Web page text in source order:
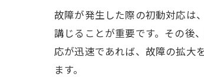
故障が発生した際の初動対応は
講じることが重要です。その後
応が迅速であれば、故障の拡大
ます。